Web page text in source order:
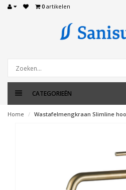
0 artikelen
CATEGORIEËN
Home Wastafelmengkraan Slimline